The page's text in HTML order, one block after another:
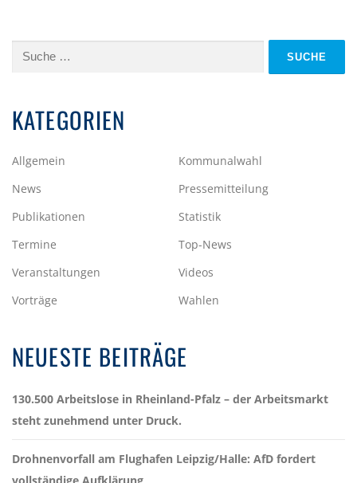
Suche
KATEGORIEN
Allgemein
Kommunalwahl
News
Pressemitteilung
Publikationen
Statistik
Termine
Top-News
Veranstaltungen
Videos
Vorträge
Wahlen
NEUESTE BEITRÄGE
130.500 Arbeitslose in Rheinland-Pfalz – der Arbeitsmarkt
steht zunehmend unter Druck.
Drohnenvorfall am Flughafen Leipzig/Halle: AfD fordert